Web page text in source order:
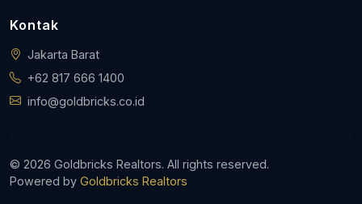
Kontak
Jakarta Barat
+62 817 666 1400
info@goldbricks.co.id
© 2026 Goldbricks Realtors. All rights reserved.
Powered by Goldbricks Realtors